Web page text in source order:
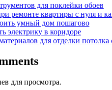
для поклейки обоев
ремонте квартиры с нуля и
умный дом пошагово
электрику в коридоре
для отделки
для просмотра.